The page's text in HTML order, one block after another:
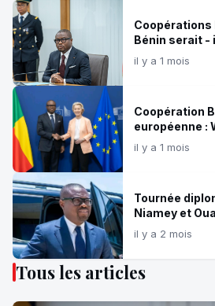
Coopérations
Bénin serait -
diplomatique
Russie?
il y a 1 mois
Coopération
européenne :
Ursula von der
commission
il y a 1 mois
Tournée
Niamey et
prend langue
Ouattara
il y a 2 mois
Tous les articles